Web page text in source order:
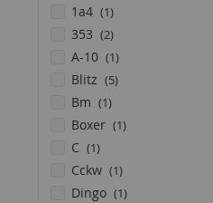
1a4 1product
353 2producten
a-10 1product
blitz 5producten
bm 1product
boxer 1product
c 1product
cckw 1product
dingo 1product